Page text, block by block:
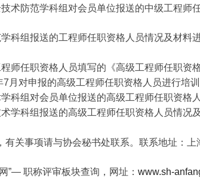
术防范学科组对会员单位报送的中级工程
科组报送的工程师任职资格人员情况及材料
师任职资格人员填写的《高级工程师任职资
7 月对申报的高级工程师任职资格人员进行培
科组对会员单位报送的高级工程师任职资
学科组报送的高级工程师任职资格人员情况
关事项请与协会秘书处联系。联系地址：上
”— 职称评审板块查询，网址： www.sh-